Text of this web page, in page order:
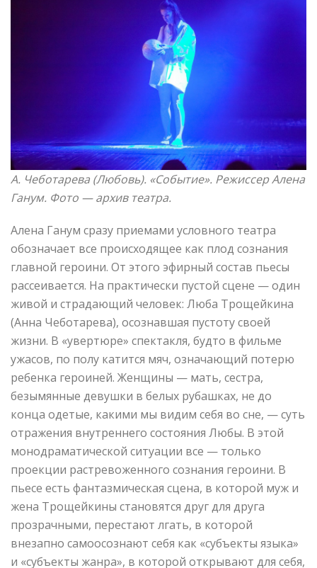
А. Чеботарева (Любовь). «Событие». Режиссер Алена
Ганум. Фото —архив театра.
Алена Ганум сразу приемами условного театра
обозначает все происходящее как плод сознания
главной героини. От этого эфирный состав пьесы
рассеивается. На практически пустой сцене — один
живой и страдающий человек: Люба Трощейкина
(Анна Чеботарева), осознавшая пустоту своей
жизни. В «увертюре» спектакля, будто в фильме
ужасов, по полу катится мяч, означающий потерю
ребенка героиней. Женщины — мать, сестра,
безымянные девушки в белых рубашках, не до
конца одетые, какими мы видим себя во сне, — суть
отражения внутреннего состояния Любы. В этой
монодраматической ситуации все — только
проекции растревоженного сознания героини. В
пьесе есть фантазмическая сцена, в которой муж и
жена Трощейкины становятся друг для друга
прозрачными, перестают лгать, в которой
внезапно самоосознают себя как «субъекты языка»
и «субъекты жанра», в которой открывают для себя,